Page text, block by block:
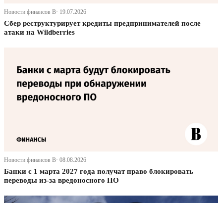
Новости финансов В· 19.07.2026
Сбер реструктурирует кредиты предпринимателей после
атаки на Wildberries
Новости финансов В· 08.08.2026
Банки с 1 марта 2027 года получат право блокировать
переводы из-за вредоносного ПО